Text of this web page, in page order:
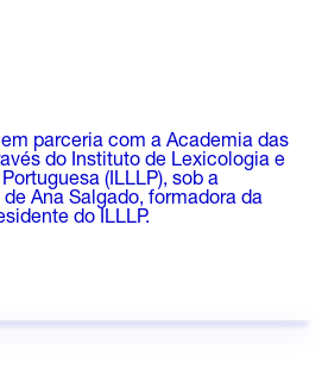
parceria com a Academia das
do Instituto de Lexicologia e
(ILLLP), sob a
Ana Salgado, formadora da
do ILLLP.